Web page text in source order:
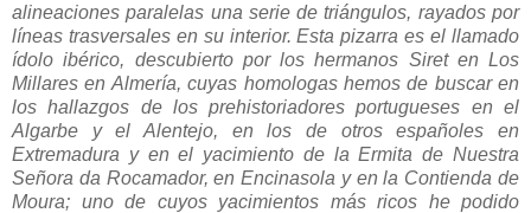
alineaciones paralelas una serie de triángulos, rayados por
líneas trasversales en su interior. Esta pizarra es el llamado
ídolo ibérico, descubierto por los hermanos Siret en Los
Millares en Almería, cuyas homologas hemos de buscar en
los hallazgos de los prehistoriadores portugueses en el
Algarbe y el Alentejo, en los de otros españoles en
Extremadura y en el yacimiento de la Ermita de Nuestra
Señora da Rocamador, en Encinasola y en la Contienda de
Moura; uno de cuyos yacimientos más ricos he podido